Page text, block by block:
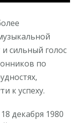
сильный голос
по
к успеху.
декабря 1980